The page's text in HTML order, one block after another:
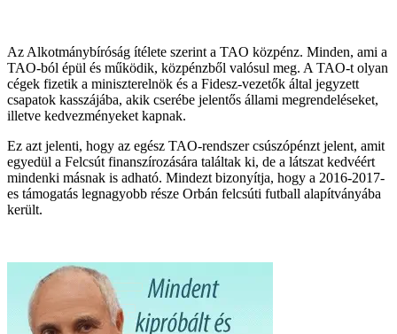
Az Alkotmánybíróság ítélete szerint a TAO közpénz. Minden, ami a
TAO-ból épül és működik, közpénzből valósul meg. A TAO-t olyan
cégek fizetik a miniszterelnök és a Fidesz-vezetők által jegyzett
csapatok kasszájába, akik cserébe jelentős állami megrendeléseket,
illetve kedvezményeket kapnak.
Ez azt jelenti, hogy az egész TAO-rendszer csúszópénzt jelent, amit
egyedül a Felcsút finanszírozására találtak ki, de a látszat kedvéért
mindenki másnak is adható. Mindezt bizonyítja, hogy a 2016-2017-
es támogatás legnagyobb része Orbán felcsúti futball alapítványába
került.